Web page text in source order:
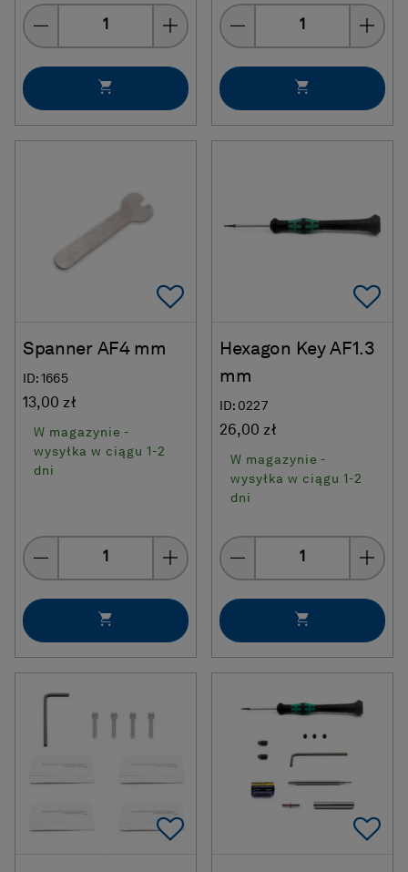
Quantity Quantity
Add To Favorites
Spanner AF4 mm
ID: 1665
13,00 zł
W magazynie -
wysyłka w ciągu 1-2
dni
Quantity
Hexagon Key AF1.3
mm
ID: 0227
26,00 zł
W magazynie -
wysyłka w ciągu 1-2
dni
Quantity
Add To Favorites